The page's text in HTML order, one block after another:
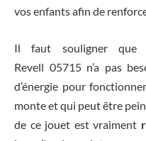
vos enfants afin de
Il faut souligner que
Revell 05715 n’a pas
d’énergie pour
monte et qui peut être
de ce jouet est vraiment